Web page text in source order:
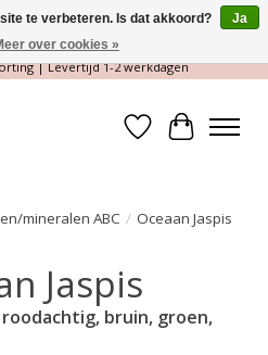
& Spirituele winkel | Gratis verzending >
| Levertijd 1-2 werkdagen
Verlanglijst
mineralen ABC / Oceaan Jaspis
Jaspis
bruin, groen,
te verbeteren. Is dat akkoord?
Ja
over cookies »